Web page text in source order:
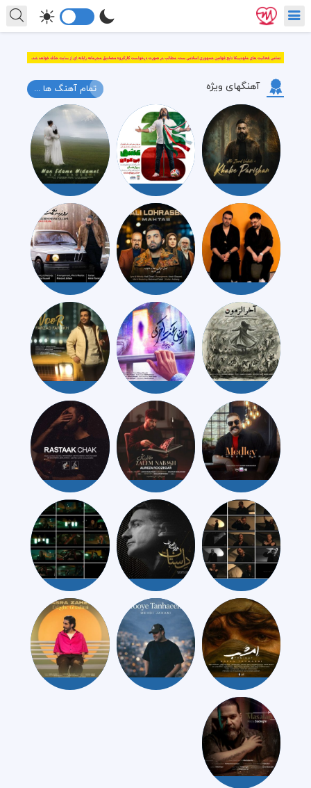
آهنگهای ویژه تمام آهنگ ها ...